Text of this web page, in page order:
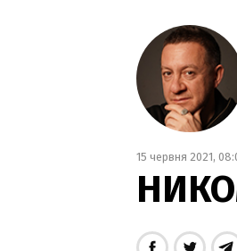
15 червня 2021,